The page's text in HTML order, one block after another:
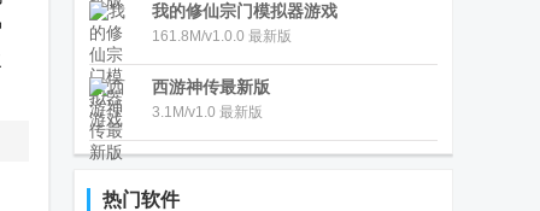
我的修仙宗门模拟器游戏
161.8M/v1.0.0 最新版
西游神传最新版
3.1M/v1.0 最新版
热门软件